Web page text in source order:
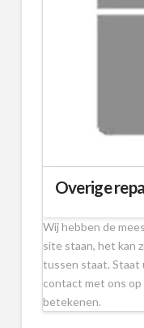
Overige
Wij hebben de
site staan, het kan
tussen staat. Staat
contact met ons
betekenen.